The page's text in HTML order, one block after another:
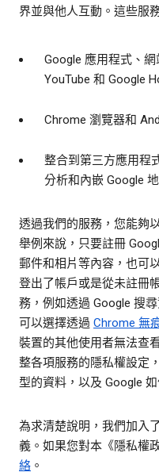
界並與他人互動。這些服
Google 應用程式、
YouTube 和 Google
Chrome 瀏覽器和
整合到第三方應用程
分析和內嵌 Google
透過我們的服務，您能夠
舉例來說，只要註冊
郵件和相片等內容，也可
登出了帳戶或是從未註冊
務，例如透過 Google 搜
可以選擇透過 Chrome 無
裝置的其他使用者無法查
整各項服務的隱私權設定
型的資料，以及 Google
為求清楚說明，我們加入
義。如果您對本《隱私權
絡 。